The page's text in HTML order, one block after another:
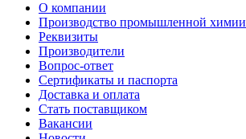
О компании
Производство промышленной химии
Реквизиты
Производители
Вопрос-ответ
Сертификаты и паспорта
Доставка и оплата
Стать поставщиком
Вакансии